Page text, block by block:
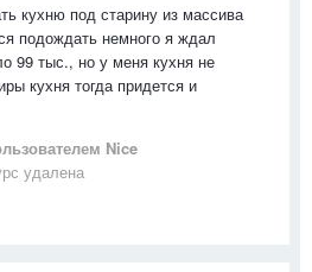
кухню под старину из массива
подождать немного я ждал
99 тыс., но у меня кухня не
кухня тогда придется и
Nice
удалена